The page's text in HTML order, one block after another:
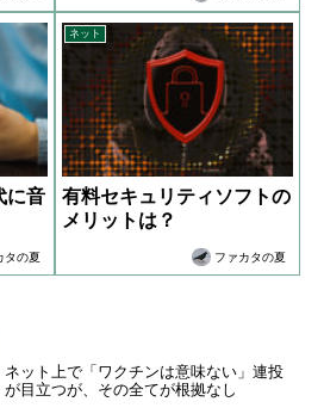
に音
タの夏
ネット
有料セキュリティソフトの
メリットは？
ファカタの夏
ネット上で「ワクチンは意味ない」連投
が目立つが、その全てが根拠なし